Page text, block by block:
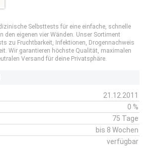
Selbsttests für eine einfache, schnelle
den eigenen vier Wänden. Unser Sortiment
zu Fruchtbarkeit, Infektionen, Drogennachweis
Wir garantieren höchste Qualität, maximalen
Versand für deine Privatsphäre.
21.12.2011
0 %
75 Tage
bis 8 Wochen
verfügbar